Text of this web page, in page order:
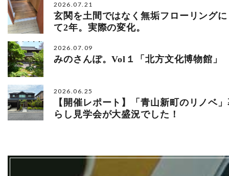
2026.07.21
玄関を土間ではなく無垢フローリング
て2年。実際の変化。
2026.07.09
みのさんぽ。Vol１「北方文化博物館」
2026.06.25
【開催レポート】「青山新町のリノベ
らし見学会が大盛況でした！